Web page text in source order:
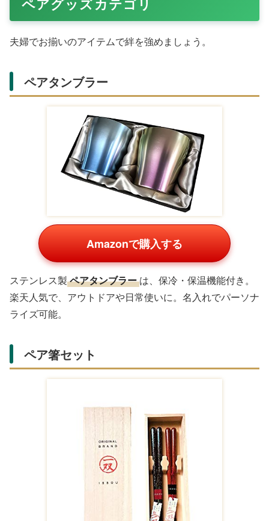
高級しゃぶしゃぶ肉セットは、家族で楽しめる。楽天の
グルメギフト上位で、新鮮素材が自慢。記念日のディナー
ステーキギフト
ジューシーなステーキセット。Amazonでレビュー多数
で、ボリューム満点。夫の好みに合わせた部位を選べま
ペアグッズカテゴリ
夫婦でお揃いのアイテムで絆を強めましょう。